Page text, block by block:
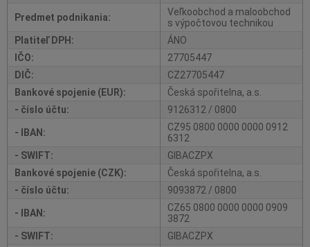
Predmet podnikania:
Veľkoobchod a maloobchod
s výpočtovou technikou
Platiteľ DPH:
ÁNO
IČO:
27705447
DIČ:
CZ27705447
Bankové spojenie (EUR):
Česká spořitelna, a.s.
- číslo účtu:
9126312 / 0800
- IBAN:
CZ95 0800 0000 0000 0912
6312
- SWIFT:
GIBACZPX
Bankové spojenie (CZK):
Česká spořitelna, a.s.
- číslo účtu:
9093872 / 0800
- IBAN:
CZ65 0800 0000 0000 0909
3872
- SWIFT:
GIBACZPX